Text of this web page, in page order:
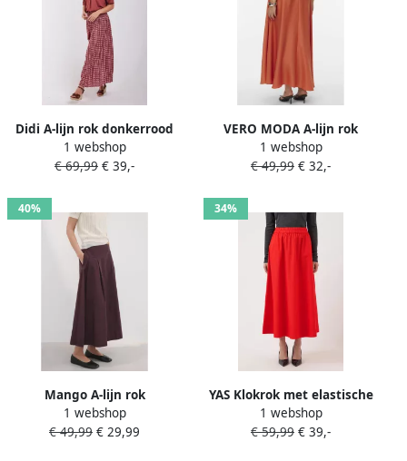
Didi A-lijn rok donkerrood
1 webshop
€ 69,99 € 39,-
VERO MODA A-lijn rok
koraalrood
1 webshop
€ 49,99 € 32,-
40%
Mango A-lijn rok
donkerrood
1 webshop
€ 49,99 € 29,99
34%
YAS Klokrok met elastische
band
1 webshop
€ 59,99 € 39,-